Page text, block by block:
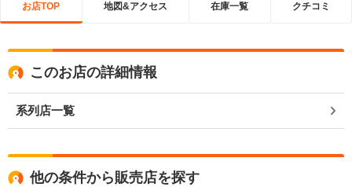
お店TOP 地図&アクセス 在庫一覧 クチコミ
このお店の詳細情報
系列店一覧
他の条件から販売店を探す